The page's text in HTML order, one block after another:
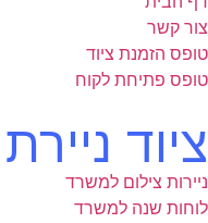
צור קשר
טופס הזמנת ציוד
טופס פתיחת לקוח
ציוד ניירת
ניירות צילום למשרד
לוחות שנה למשרד